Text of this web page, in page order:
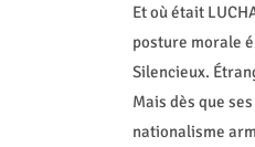
Et où était
posture morale
Silencieux.
Mais dès que
nationalisme